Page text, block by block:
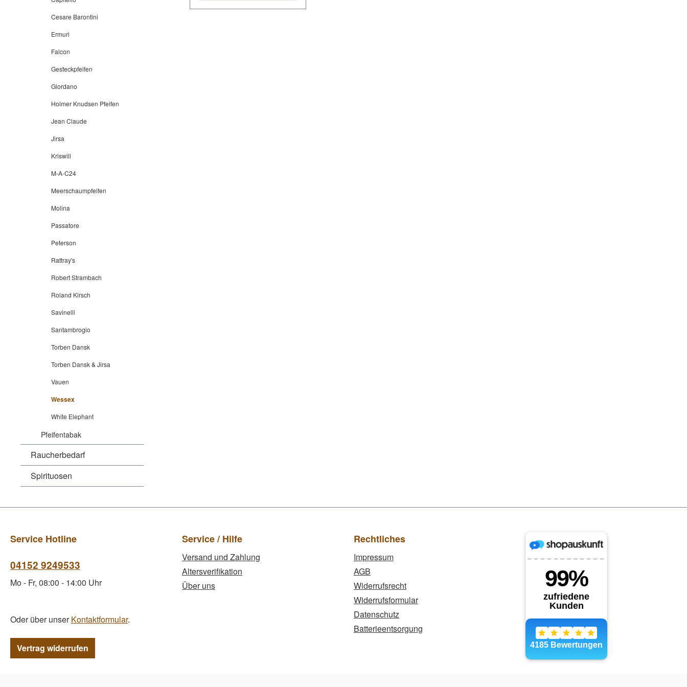
Cesare Barontini
Ermuri
Falcon
Gesteckpfeifen
Giordano
Holmer Knudsen Pfeifen
Jean Claude
Jirsa
Kriswill
M-A-C24
Meerschaumpfeifen
Molina
Passatore
Peterson
Rattray's
Robert Strambach
Roland Kirsch
Savinelli
Santambrogio
Torben Dansk
Torben Dansk & Jirsa
Vauen
Wessex
White Elephant
Pfeifentabak
Raucherbedarf
Spirituosen
Service Hotline
04152 9249533
Mo - Fr, 08:00 - 14:00 Uhr
Oder über unserKontaktformular.
Vertrag widerrufen
Service / Hilfe
Versand und Zahlung
Altersverifikation
Über uns
Rechtliches
Impressum
AGB
Widerrufsrecht
Widerrufsformular
Datenschutz
Batterieentsorgung